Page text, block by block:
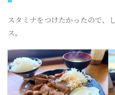
スタミナをつけたかったので、
ス。